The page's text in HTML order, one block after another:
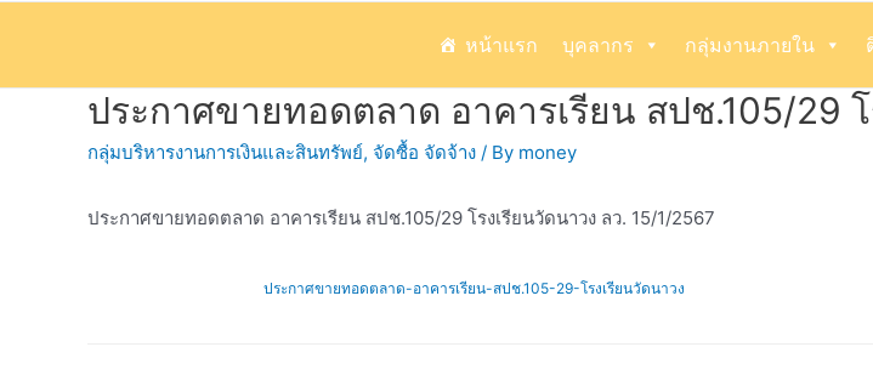
หน้าแรก บุคลากร กลุ่มงานภายใน
ประกาศขายทอดตลาด อาคารเรียน สปช.105/29
กลุ่มบริหารงานการเงินและสินทรัพย์, จัดซื้อ จัดจ้าง / By money
ประกาศขายทอดตลาด อาคารเรียน สปช.105/29 โรงเรียนวัดนาวง ลว. 15/1/2567
ประกาศขายทอดตลาด-อาคารเรียน-สปช.105-29-โรงเรียนวัดนาวง